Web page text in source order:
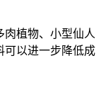
肉植物、小型仙人
可以进一步降低成